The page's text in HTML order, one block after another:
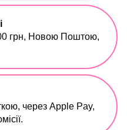
грн, Новою Поштою,
через Apple Pay,